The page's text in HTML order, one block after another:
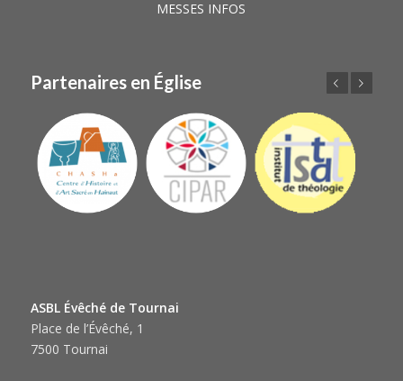
MESSES INFOS
Partenaires en Église
ASBL Évêché de Tournai
Place de l’Évêché, 1
7500 Tournai